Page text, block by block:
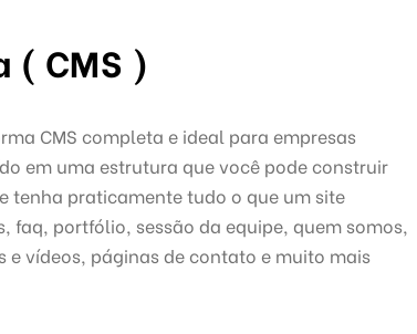
( CMS )
CMS completa e ideal para empresas
em uma estrutura que você pode construir
tenha praticamente tudo o que um site
faq, portfólio, sessão da equipe, quem somos,
vídeos, páginas de contato e muito mais